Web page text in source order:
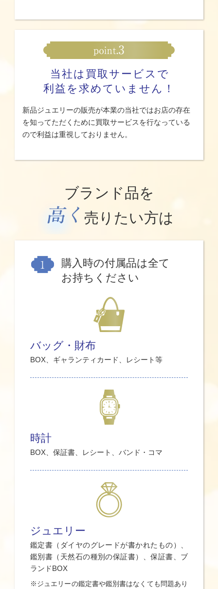
当社は買取サービスで
利益を求めていません！
新品ジュエリーの販売が本業の当社ではお店の存在
を知ってただくために買取サービスを行なっている
ので利益は重視しておりません。
ブランド品を
売りたい方は
購入時の付属品は全て
お持ちください
バッグ・財布
BOX、ギャランティカード、レシート等
時計
BOX、保証書、レシート、バンド・コマ
ジュエリー
鑑定書（ダイヤのグレードが書かれたもの）、
鑑別書（天然石の種別の保証書）、保証書、ブ
ランドBOX
※ジュエリーの鑑定書や鑑別書はなくても問題あり